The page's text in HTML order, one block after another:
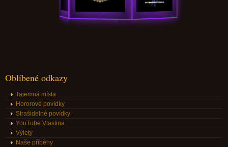
Oblíbené odkazy
Tajemná místa
Hororové povídky
Strašidelné povídky
YouTube Vlastina
Výlety
Naše příběhy